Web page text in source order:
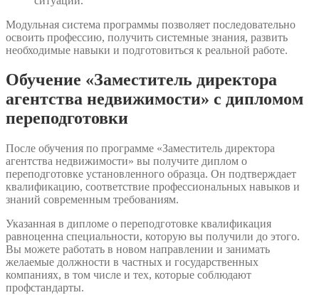
Модульная система программы позволяет последовательно
освоить профессию, получить системные знания, развить
необходимые навыки и подготовиться к реальной работе.
Обучение «Заместитель директора
агентства недвижимости» с дипломом
переподготовки
После обучения по программе «Заместитель директора
агентства недвижимости» вы получите диплом о
переподготовке установленного образца. Он подтверждает
квалификацию, соответствие профессиональных навыков и
знаний современным требованиям.
Указанная в дипломе о переподготовке квалификация
равноценна специальности, которую вы получили до этого.
Вы можете работать в новом направлении и занимать
желаемые должности в частных и государственных
компаниях, в том числе и тех, которые соблюдают
профстандарты.